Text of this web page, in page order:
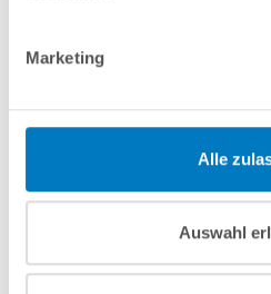
Marketing
Alle
Auswahl
Alle unsere Checklisten finden Sie
POOLSANA Checklisten